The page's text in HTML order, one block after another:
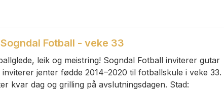
Fotball - veke 33
leik og meistring! Sogndal Fotball inviterer gutar
jenter fødde 2014–2020 til fotballskule i veke 33.
kvar dag og grilling på avslutningsdagen. Stad: